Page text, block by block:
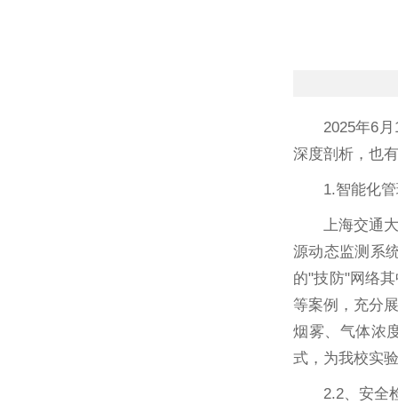
2025年6
深度剖析，也
1.智能化
上海交通
源动态监测系
的"技防"网络
等案例，充分
烟雾、气体浓
式，为我校实
2.2、安全